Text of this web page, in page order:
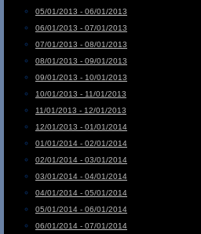
05/01/2013 - 06/01/2013
06/01/2013 - 07/01/2013
07/01/2013 - 08/01/2013
08/01/2013 - 09/01/2013
09/01/2013 - 10/01/2013
10/01/2013 - 11/01/2013
11/01/2013 - 12/01/2013
12/01/2013 - 01/01/2014
01/01/2014 - 02/01/2014
02/01/2014 - 03/01/2014
03/01/2014 - 04/01/2014
04/01/2014 - 05/01/2014
05/01/2014 - 06/01/2014
06/01/2014 - 07/01/2014